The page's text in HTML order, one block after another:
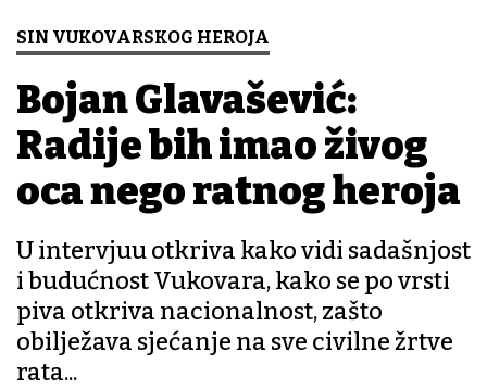
SIN VUKOVARSKOG HEROJA
Bojan Glavašević:
Radije bih imao živog
oca nego ratnog heroja
U intervjuu otkriva kako vidi sadašnjost
i budućnost Vukovara, kako se po vrsti
piva otkriva nacionalnost, zašto
obilježava sjećanje na sve civilne žrtve
rata...